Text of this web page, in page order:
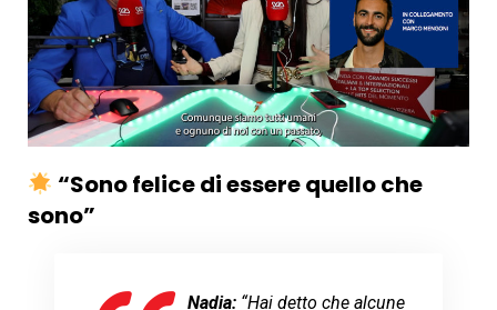
“Sono felice di essere quello che
sono”
Nadia: “Hai detto che alcune